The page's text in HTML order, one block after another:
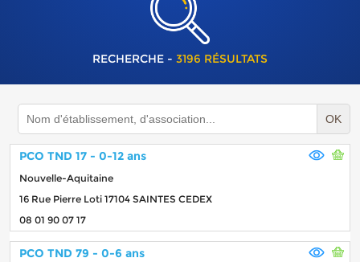
RECHERCHE - 3196 RÉSULTATS
OK
PCO TND 17 - 0-12 ans
Nouvelle-Aquitaine
16 Rue Pierre Loti 17104 SAINTES CEDEX
08 01 90 07 17
PCO TND 79 - 0-6 ans